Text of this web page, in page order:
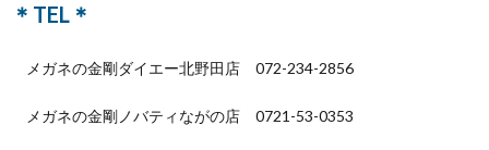
＊TEL＊
メガネの金剛ダイエー北野田店 072-234-2856
メガネの金剛ノバティながの店 0721-53-0353